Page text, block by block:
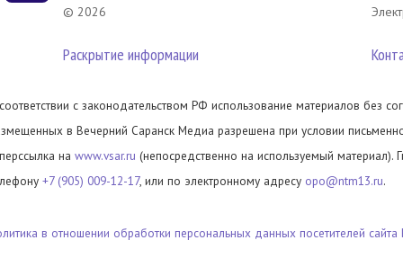
© 2026
Раскрытие информации
с законодательством РФ использование материалов без
в Вечерний Саранск Медиа разрешена при условии
на www.vsar.ru (непосредственно на используемый материал).
+7 (905) 009-12-17, или по электронному адресу opo@ntm13.ru.
в отношении обработки персональных данных посетителей